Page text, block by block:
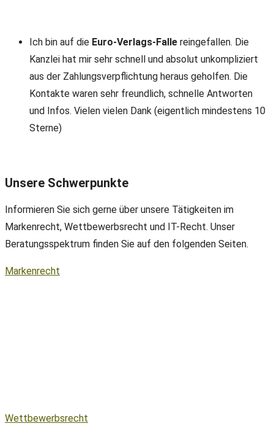
Ich bin auf die Euro-Verlags-Falle reingefallen. Die
Kanzlei hat mir sehr schnell und absolut unkompliziert
aus der Zahlungsverpflichtung heraus geholfen. Die
Kontakte waren sehr freundlich, schnelle Antworten
und Infos. Vielen vielen Dank (eigentlich mindestens 10
Sterne)
Unsere Schwerpunkte
Informieren Sie sich gerne über unsere Tätigkeiten im
Markenrecht, Wettbewerbsrecht und IT-Recht. Unser
Beratungsspektrum finden Sie auf den folgenden Seiten.
Markenrecht
Wettbewerbsrecht